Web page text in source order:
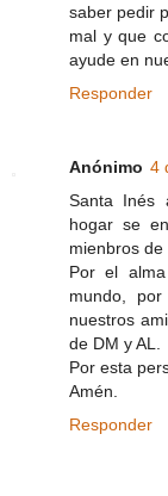
saber pedir
mal y que
ayude en
Responder
Anónimo 4
Santa Inés
hogar se
mienbros de
Por el
mundo,
nuestros
de DM y AL.
Por esta
Amén.
Responder